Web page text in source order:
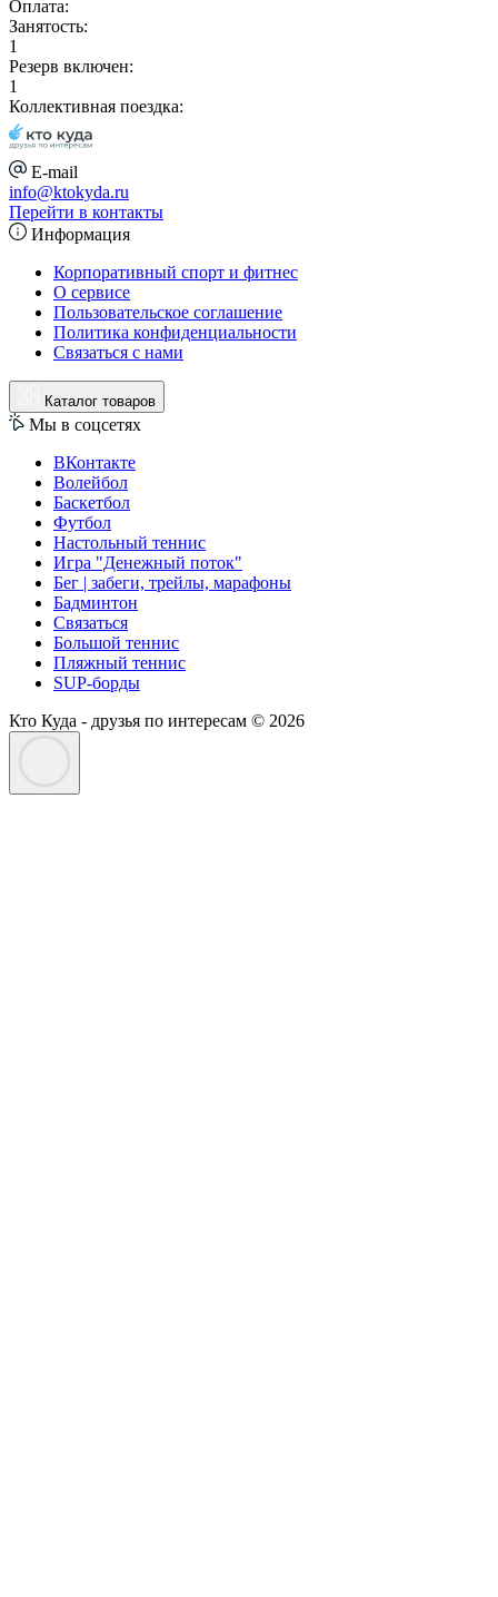
Оплата:
Занятость:
1
Резерв включен:
1
Коллективная поездка:
E-mail
info@ktokyda.ru
Перейти в контакты
Информация
Корпоративный спорт и фитнес
О сервисе
Пользовательское соглашение
Политика конфиденциальности
Связаться с нами
Каталог товаров
Мы в соцсетях
ВКонтакте
Волейбол
Баскетбол
Футбол
Настольный теннис
Игра "Денежный поток"
Бег | забеги, трейлы, марафоны
Бадминтон
Связаться
Большой теннис
Пляжный теннис
SUP-борды
Кто Куда - друзья по интересам © 2026